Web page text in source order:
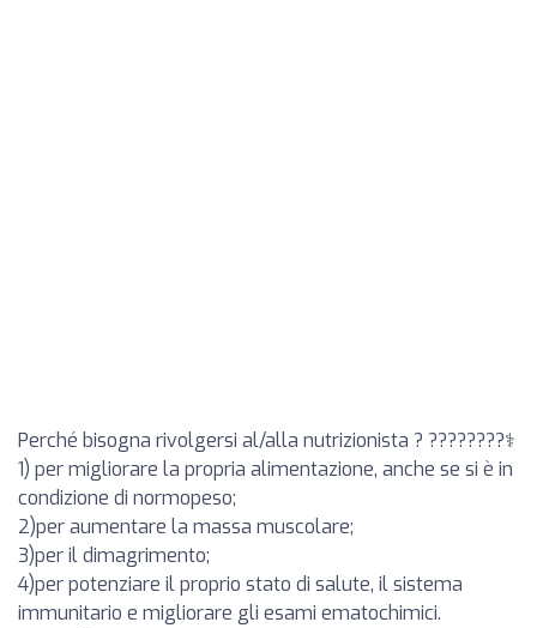
Perché bisogna rivolgersi al/alla nutrizionista ? ????????‍⚕️
1) per migliorare la propria alimentazione, anche se si è in
condizione di normopeso;
2)per aumentare la massa muscolare;
3)per il dimagrimento;
4)per potenziare il proprio stato di salute, il sistema
immunitario e migliorare gli esami ematochimici.